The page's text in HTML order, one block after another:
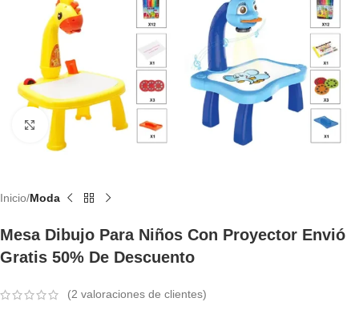
Haga Clic Para Ampliar
Inicio Moda
Mesa Dibujo Para Niños Con Proyector Envió
Gratis 50% De Descuento
(2 valoraciones de clientes)